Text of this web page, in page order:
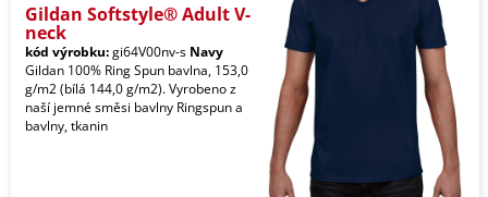
Gildan Softstyle® Adult V-
neck
kód výrobku:gi64V00nv-s Navy
Gildan 100% Ring Spun bavlna, 153,0
g/m2 (bílá 144,0 g/m2). Vyrobeno z
naší jemné směsi bavlny Ringspun a
bavlny, tkanin